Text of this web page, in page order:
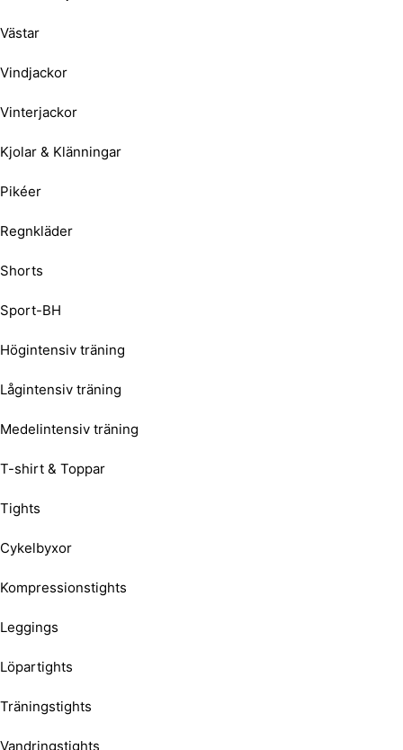
Västar
Vindjackor
Vinterjackor
Kjolar & Klänningar
Pikéer
Regnkläder
Shorts
Sport-BH
Högintensiv träning
Lågintensiv träning
Medelintensiv träning
T-shirt & Toppar
Tights
Cykelbyxor
Kompressionstights
Leggings
Löpartights
Träningstights
Vandringstights